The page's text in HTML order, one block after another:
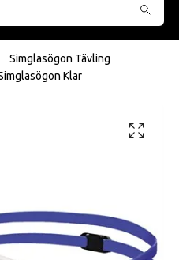
Simglasögon Tävling
Klar